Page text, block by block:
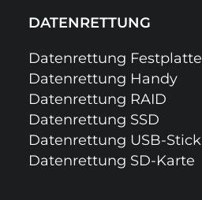
DATENRETTUNG
Datenrettung Festplatte
Datenrettung Handy
Datenrettung RAID
Datenrettung SSD
Datenrettung USB-Stick
Datenrettung SD-Karte